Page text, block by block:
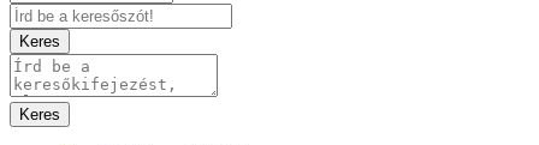
Keres
Keres